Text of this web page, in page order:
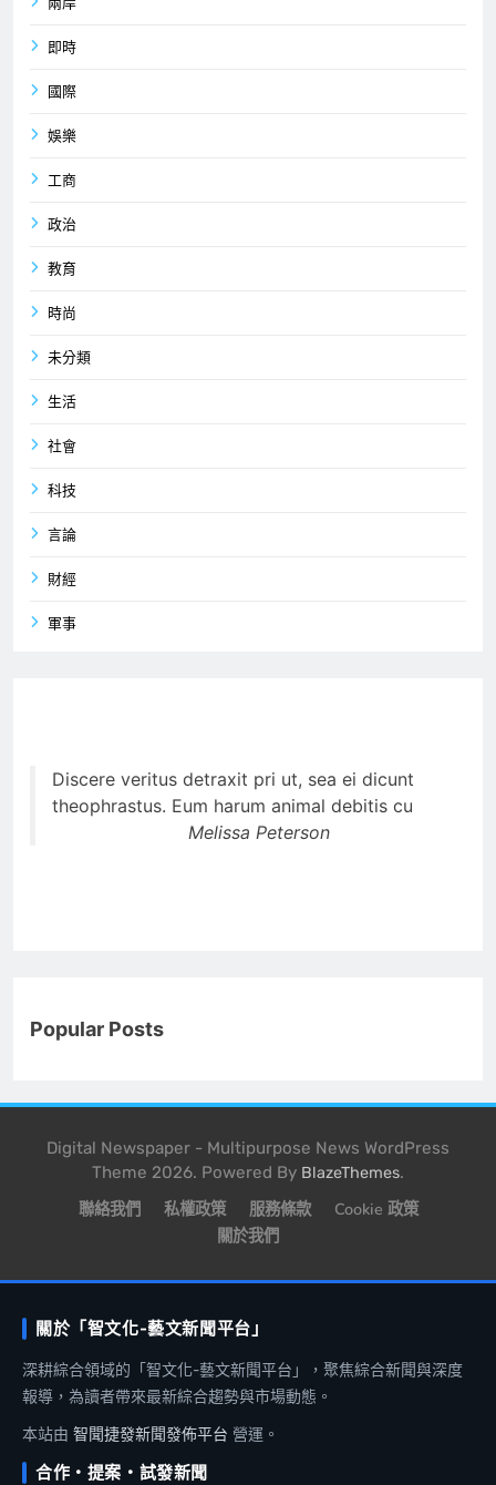
即時
國際
娛樂
工商
政治
教育
時尚
未分類
生活
社會
科技
言論
財經
軍事
Discere veritus detraxit pri ut, sea ei dicunt
theophrastus. Eum harum animal debitis cu
Melissa Peterson
Popular Posts
Digital Newspaper - Multipurpose News WordPress
Theme 2026. Powered By BlazeThemes.
聯絡我們 私權政策 服務條款
Cookie 政策
關於我們
關於「智文化-藝文新聞平台」
深耕綜合領域的「智文化-藝文新聞平台」，聚焦綜合新聞與深度
報導，為讀者帶來最新綜合趨勢與市場動態。
本站由 智聞捷發新聞發佈平台 營運。
合作・提案・試發新聞